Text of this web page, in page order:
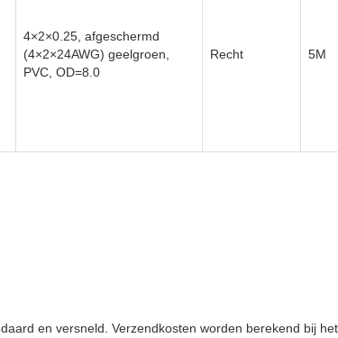
4×2×0.25, afgeschermd
(4×2×24AWG) geelgroen,
PVC, OD=8.0
Recht 5M
en versneld. Verzendkosten worden berekend bij